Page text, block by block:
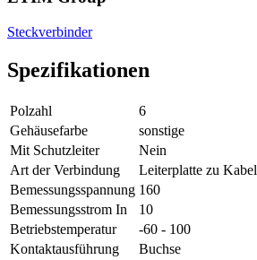
Steckverbinder
Spezifikationen
Polzahl
6
Gehäusefarbe
sonstige
Mit Schutzleiter
Nein
Art der Verbindung
Leiterplatte zu Kabel
Bemessungsspannung 160
Bemessungsstrom In
10
Betriebstemperatur
-60 - 100
Kontaktausführung
Buchse